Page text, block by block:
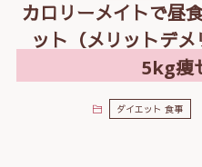
カロリーメイトで昼
ット（メリットデ
5kg痩
ダイエット 食事